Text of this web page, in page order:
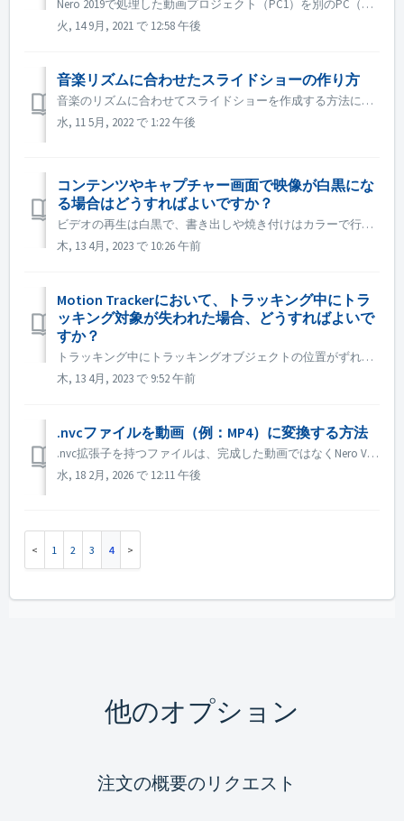
Nero 2019で処理した動画プロジェクト（PC1）を別のPC（PC2）に転送して、Nero 2021で編集を続けることはできますか？ はい、プロジェクトとソースファイルを PC1 から PC2 にコピーできます。 プロジェクトが下位のNeroバージョンで作成された場合は、上位のNeroバージョンで開...
火, 14 9月, 2021 で 12:58 午後
音楽リズムに合わせたスライドショーの作り方
音楽のリズムに合わせてスライドショーを作成する方法については、以下のリンクで詳しくご紹介しています。 音楽のリズムに合わせてスライドショーを作成する
水, 11 5月, 2022 で 1:22 午後
コンテンツやキャプチャー画面で映像が白黒にな
る場合はどうすればよいですか？
ビデオの再生は白黒で、書き出しや焼き付けはカラーで行われる場合、Windowsシステムまたはグラフィックカードのドライバーを最新版に更新してから、再度お試しください。 Windowsシステムまたはグラフィックカードのドライバをアップデートしても問題が解決しない場合は、.dllを交換することもできます、 1....
木, 13 4月, 2023 で 10:26 午前
Motion Trackerにおいて、トラッキング中にトラ
ッキング対象が失われた場合、どうすればよいで
すか？
トラッキング中にトラッキングオブジェクトの位置がずれたり、オフセットが発生した場合は、すぐに「トラッキングを停止」し、左下の「ズームイン」をクリックして、トラッキングがエラーになったフレームを探し、トラッキングボックスを正しい位置に移動させてから、再度「トラッキングを開始」することができます。 正しくトラ...
木, 13 4月, 2023 で 9:52 午前
.nvcファイルを動画（例：MP4）に変換する方法
.nvc拡張子を持つファイルは、完成した動画ではなくNero Videoのプロジェクトファイルです。編集指示とソースメディアへのリンクが含まれており、Nero Videoでのみ開くことができます。 プロジェクトから標準動画ファイル（MP4など）を取得するには： 1. Nero Videoを開きます。 2...
水, 18 2月, 2026 で 12:11 午後
1 2 3 4
他のオプション
注文の概要のリクエスト